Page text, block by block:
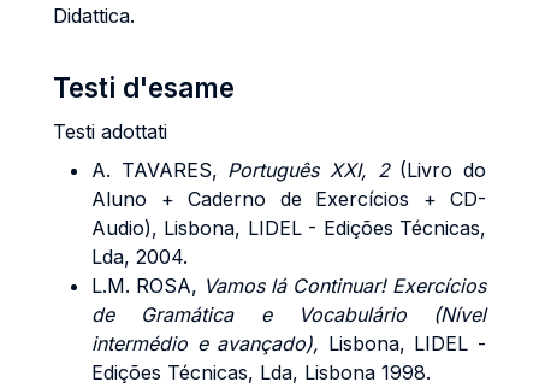
Didattica.
Testi d'esame
Testi adottati
A. TAVARES, Português XXI, 2(Livro do
Aluno + Caderno de Exercícios + CD-
Audio), Lisbona, LIDEL - Edições Técnicas,
Lda, 2004.
L.M. ROSA, Vamos lá Continuar! Exercícios
de Gramática e Vocabulário (Nível
intermédio e avançado), Lisbona, LIDEL -
Edições Técnicas, Lda, Lisbona 1998.